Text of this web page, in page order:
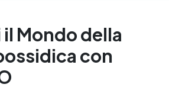
Mondo della
con